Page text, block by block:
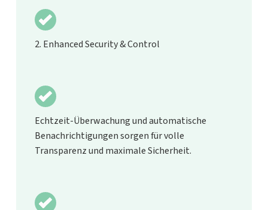
2. Enhanced Security & Control
Echtzeit-Überwachung und automatische
Benachrichtigungen sorgen für volle
Transparenz und maximale Sicherheit.